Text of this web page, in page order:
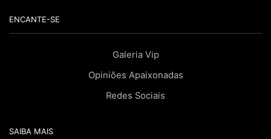
ENCANTE-SE
Galeria Vip
Opiniões Apaixonadas
Redes Sociais
SAIBA MAIS